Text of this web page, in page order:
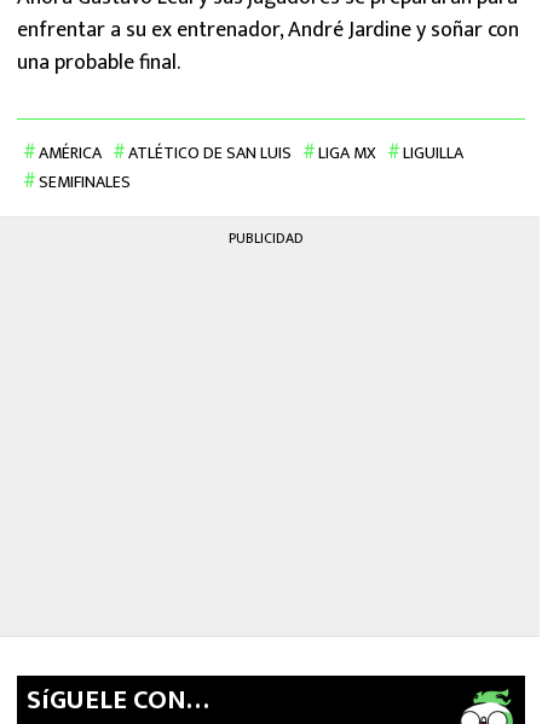
enfrentar a su ex entrenador, André Jardine y soñar con
una probable final.
AMÉRICA ATLÉTICO DE SAN LUIS LIGA MX
LIGUILLA
SEMIFINALES
PUBLICIDAD
SíGUELE CON…